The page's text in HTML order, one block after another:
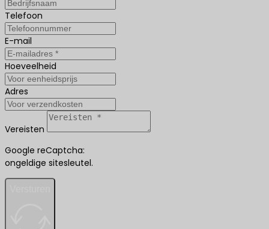
Telefoon
E-mail
Hoeveelheid
Adres
Vereisten
Google reCaptcha:
ongeldige sitesleutel.